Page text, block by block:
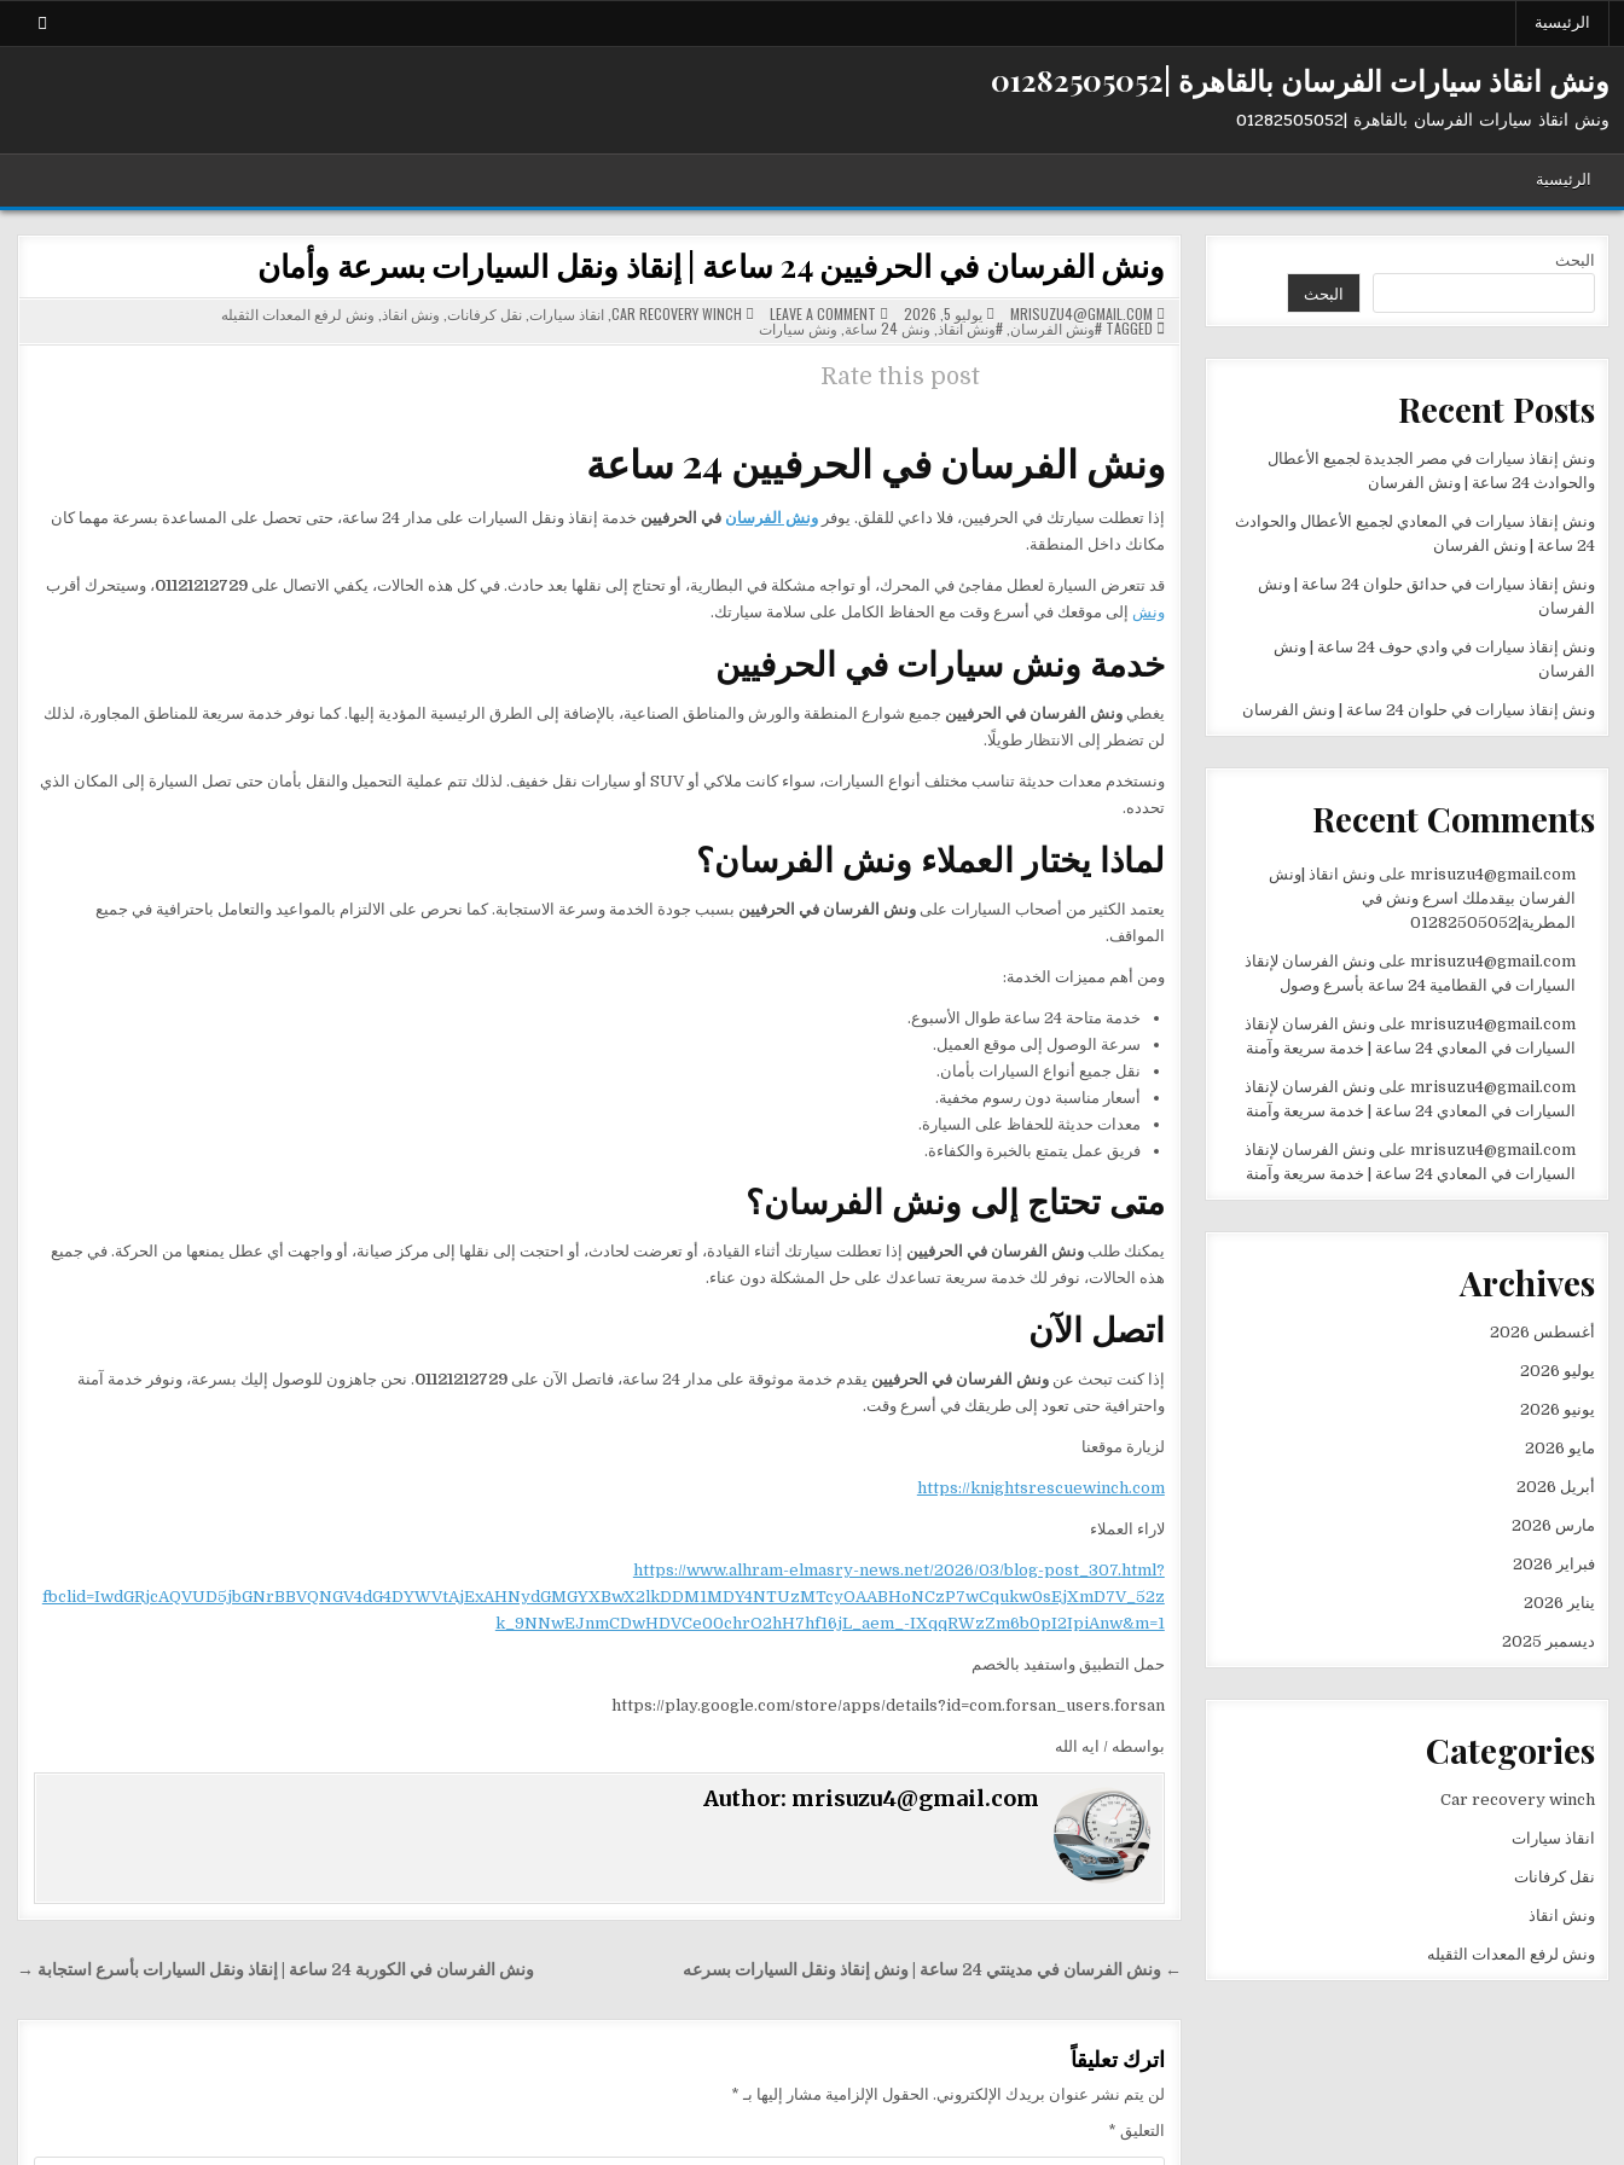
الرئيسية
ونش انقاذ سيارات الفرسان بالقاهرة |01282505052
ونش انقاذ سيارات الفرسان بالقاهرة |01282505052
الرئيسية
ونش الفرسان في الحرفيين 24 ساعة | إنقاذ ونقل السيارات بسرعة وأمان
MRISUZU4@GMAIL.COM يوليو 5, 2026 LEAVE A COMMENT
ON
ونش
الفرسان
السيارات
بسرعة
وأمان
POSTED
IN
CAR RECOVERY WINCH
,انقاذ سيارات ,نقل كرفانات ونش انقاذ ونش لرفع المعدات الثقيله
#ونش الفرسان ,#ونش انقاذ ونش 24 ساعة ونش سيارات
Rate this post
ونش الفرسان في الحرفيين 24 ساعة
إذا تعطلت سيارتك في الحرفيين، فلا داعي للقلق. يوفرونش الفرسان في الحرفيين
خدمة إنقاذ ونقل السيارات على مدار 24 ساعة، حتى تحصل على المساعدة بسرعة مهما كان
مكانك داخل المنطقة.
قد تتعرض السيارة لعطل مفاجئ في المحرك، أو تواجه مشكلة في البطارية، أو تحتاج إلى نقلها بعد حادث. في كل هذه الحالات، يكفي الاتصال على01121212729، وسيتحرك أقرب
ونش إلى موقعك في أسرع وقت مع الحفاظ الكامل على سلامة سيارتك.
خدمة ونش سيارات في الحرفيين
يغطيونش الفرسان في الحرفيين جميع شوارع المنطقة والورش والمناطق الصناعية، بالإضافة إلى الطرق الرئيسية المؤدية إليها. كما نوفر خدمة سريعة للمناطق المجاورة، لذلك
لن تضطر إلى الانتظار طويلًا.
ونستخدم معدات حديثة تناسب مختلف أنواع السيارات، سواء كانت ملاكي أو SUV أو سيارات نقل خفيف. لذلك تتم عملية التحميل والنقل بأمان حتى تصل السيارة إلى المكان الذي
تحدده.
لماذا يختار العملاء ونش الفرسان؟
يعتمد الكثير من أصحاب السيارات علىونش الفرسان في الحرفيين بسبب جودة الخدمة وسرعة الاستجابة. كما نحرص على الالتزام بالمواعيد والتعامل باحترافية في جميع
المواقف.
ومن أهم مميزات الخدمة:
خدمة متاحة 24 ساعة طوال الأسبوع.
سرعة الوصول إلى موقع العميل.
نقل جميع أنواع السيارات بأمان.
أسعار مناسبة دون رسوم مخفية.
معدات حديثة للحفاظ على السيارة.
فريق عمل يتمتع بالخبرة والكفاءة.
متى تحتاج إلى ونش الفرسان؟
يمكنك طلبونش الفرسان في الحرفيين إذا تعطلت سيارتك أثناء القيادة، أو تعرضت لحادث، أو احتجت إلى نقلها إلى مركز صيانة، أو واجهت أي عطل يمنعها من الحركة. في جميع
هذه الحالات، نوفر لك خدمة سريعة تساعدك على حل المشكلة دون عناء.
اتصل الآن
إذا كنت تبحث عنونش الفرسان في الحرفيين يقدم خدمة موثوقة على مدار 24 ساعة، فاتصل الآن على 01121212729. نحن جاهزون للوصول إليك بسرعة، ونوفر خدمة آمنة
واحترافية حتى تعود إلى طريقك في أسرع وقت.
لزيارة موقعنا
https://knightsrescuewinch.com
لاراء العملاء
https://www.alhram-elmasry-news.net/2026/03/blog-post_307.html?
fbclid=IwdGRjcAQVUD5jbGNrBBVQNGV4dG4DYWVtAjExAHNydGMGYXBwX2lkDDM1MDY4NTUzMTcyOAABHoNCzP7wCqukw0sEjXmD7V_52z
k_9NNwEJnmCDwHDVCe00chrO2hH7hf16jL_aem_-IXqqRWzZm6b0pI2IpiAnw&m=1
حمل التطبيق واستفيد بالخصم
https://play.google.com/store/apps/details?id=com.forsan_users.forsan
بواسطه / ايه الله
Author: mrisuzu4@gmail.com
تصفّح ونش الفرسان في الكوربة 24 ساعة | إنقاذ ونقل السيارات بأسرع استجابة → ← ونش الفرسان في مدينتي 24 ساعة | ونش إنقاذ ونقل السيارات بسرعه
اترك تعليقاً
لن يتم نشر عنوان بريدك الإلكتروني. الحقول الإلزامية مشار إليها بـ *
التعليق *
البحث
البحث
Recent Posts
ونش إنقاذ سيارات في مصر الجديدة لجميع الأعطال
والحوادث 24 ساعة | ونش الفرسان
ونش إنقاذ سيارات في المعادي لجميع الأعطال والحوادث
24 ساعة | ونش الفرسان
ونش إنقاذ سيارات في حدائق حلوان 24 ساعة | ونش
الفرسان
ونش إنقاذ سيارات في وادي حوف 24 ساعة | ونش
الفرسان
ونش إنقاذ سيارات في حلوان 24 ساعة | ونش الفرسان
Recent Comments
mrisuzu4@gmail.comعلى ونش انقاذ |ونش
الفرسان بيقدملك اسرع ونش في
المطرية|01282505052
mrisuzu4@gmail.comعلى ونش الفرسان لإنقاذ
السيارات في القطامية 24 ساعة بأسرع وصول
mrisuzu4@gmail.comعلى ونش الفرسان لإنقاذ
السيارات في المعادي 24 ساعة | خدمة سريعة وآمنة
mrisuzu4@gmail.comعلى ونش الفرسان لإنقاذ
السيارات في المعادي 24 ساعة | خدمة سريعة وآمنة
mrisuzu4@gmail.comعلى ونش الفرسان لإنقاذ
السيارات في المعادي 24 ساعة | خدمة سريعة وآمنة
Archives
أغسطس 2026
يوليو 2026
يونيو 2026
مايو 2026
أبريل 2026
مارس 2026
فبراير 2026
يناير 2026
ديسمبر 2025
Categories
Car recovery winch
انقاذ سيارات
نقل كرفانات
ونش انقاذ
ونش لرفع المعدات الثقيله